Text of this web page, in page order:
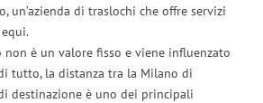
un’azienda di traslochi che offre servizi
è un valore fisso e viene influenzato
tutto, la distanza tra la Milano di
destinazione è uno dei principali